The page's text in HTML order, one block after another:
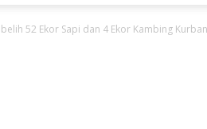
52 Ekor Sapi dan 4 Ekor Kambing